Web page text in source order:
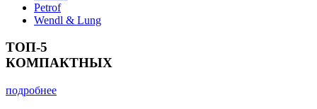
Petrof
Wendl & Lung
ТОП-5
КОМПАКТНЫХ
подробнее